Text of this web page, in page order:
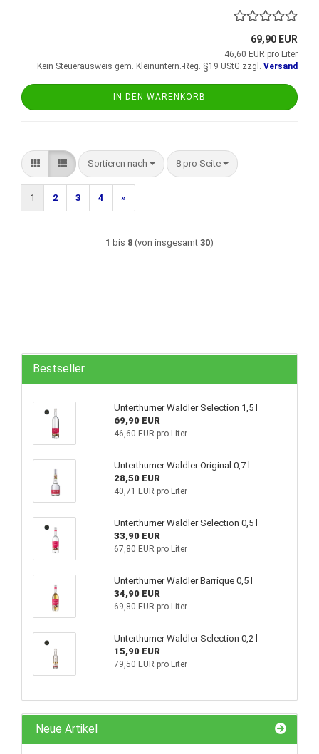
69,90 EUR
46,60 EUR pro Liter
Kein Steuerausweis gem. Kleinuntern.-Reg. §19 UStG zzgl. Versand
IN DEN WARENKORB
Sortieren nach
Sortieren nach 8 pro Seite
pro Seite
1 2 3 4 »
1 bis 8 (von insgesamt 30)
Bestseller
Unterthurner Waldler Selection 1,5 l
69,90 EUR
46,60 EUR pro Liter
Unterthurner Waldler Original 0,7 l
28,50 EUR
40,71 EUR pro Liter
Unterthurner Waldler Selection 0,5 l
33,90 EUR
67,80 EUR pro Liter
Unterthurner Waldler Barrique 0,5 l
34,90 EUR
69,80 EUR pro Liter
Unterthurner Waldler Selection 0,2 l
15,90 EUR
79,50 EUR pro Liter
Neue Artikel